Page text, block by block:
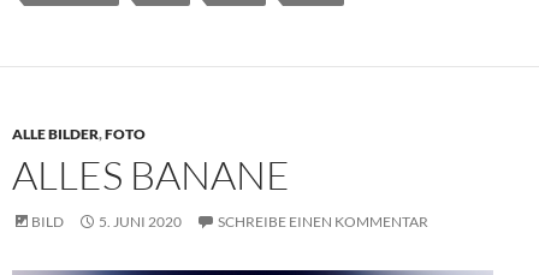
ALLE BILDER,FOTO
ALLES BANANE
BILD 5. JUNI 2020 SCHREIBE EINEN KOMMENTAR